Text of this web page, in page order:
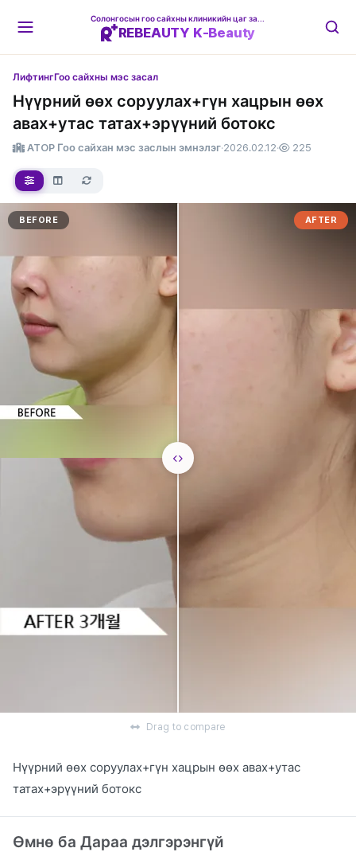
REBEAUTY K-Beauty
ЛифтингГоо сайхны мэс засал
Нүүрний өөх соруулах+гүн хацрын өөх
авах+утас татах+эрүүний ботокс
ATOP Гоо сайхан мэс заслын эмнэлэг·2026.02.12· 225
AFTER
BEFORE
Drag to compare
Нүүрний өөх соруулах+гүн хацрын өөх авах+утас
татах+эрүүний ботокс
Өмнө ба Дараа дэлгэрэнгүй